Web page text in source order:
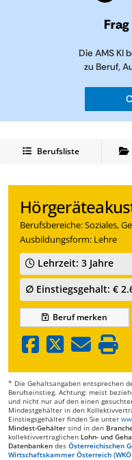
Die AMS KI
zu Beruf,
Berufsliste
Berufsbereiche: Soziales,
Ausbildungsform: Lehre
Lehrzeit: 3 Jahre
∅ Einstiegsgehalt: €
Berufmerken
* Die Gehaltsangaben entsprechen
Berufseinstieg. Achtung: meist
und nicht nur auf den einen
Mindestgehälter in den
Einstiegsgehälter finden Sie unter
Mindest-Gehälter sind in den
kollektivvertraglichen Lohn- und
Datenbanken des Österreichischen
Wirtschaftskammer Österreich